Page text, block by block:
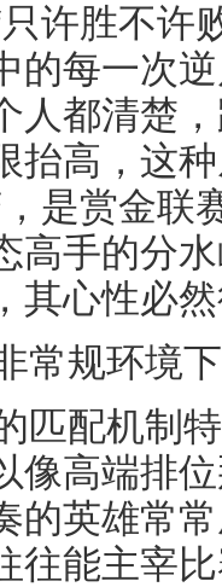
许胜不许
的每一次
人都清楚
抬高，这
是赏金联
高手的分
其心性必
常规环境
匹配机制
像高端排
的英雄常
往能主宰